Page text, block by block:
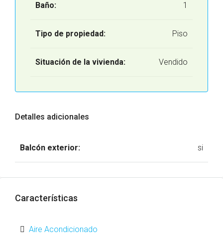
Baño: 1
Tipo de propiedad: Piso
Situación de la vivienda: Vendido
Detalles adicionales
Balcón exterior: si
Características
Aire Acondicionado